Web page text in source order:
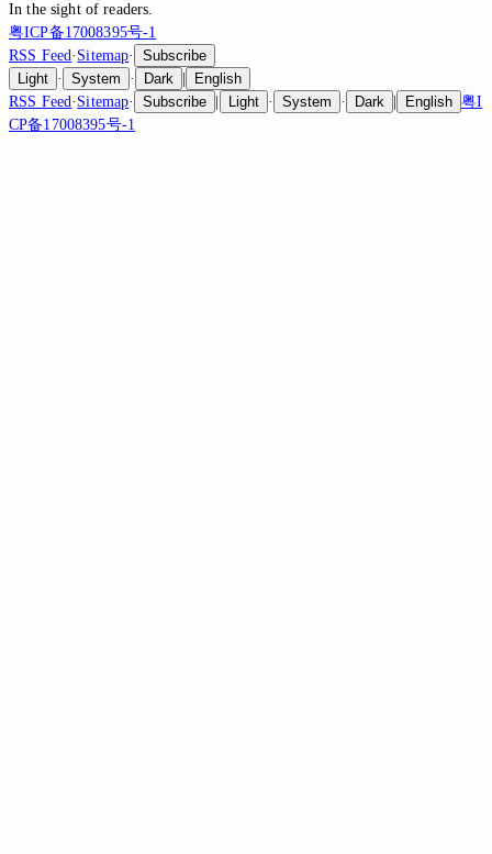
In the sight ofreaders.
粤ICP备17008395号-1
RSS Feed· Sitemap·
Subscribe
Light · System · Dark |
English
RSS Feed· Sitemap· Subscribe | Light · System · Dark | English 粤I
CP备17008395号-1